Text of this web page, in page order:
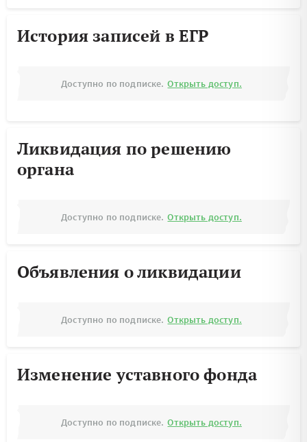
История записей в ЕГР
Доступно по подписке. Открыть доступ.
Ликвидация по решению
органа
Доступно по подписке. Открыть доступ.
Объявления о ликвидации
Доступно по подписке. Открыть доступ.
Изменение уставного фонда
Доступно по подписке. Открыть доступ.